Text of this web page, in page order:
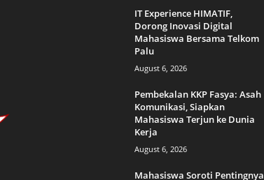
IT Experience HIMATIF,
Dorong Inovasi Digital
Mahasiswa Bersama Telkom
Palu
August 6, 2026
Pembekalan KKP Fasya: Asah
Komunikasi, Siapkan
Mahasiswa Terjun ke Dunia
Kerja
August 6, 2026
Mahasiswa Soroti Pentingnya